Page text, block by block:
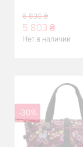
6 830 ₴
5 803 ₴
Нет в наличии
-30%